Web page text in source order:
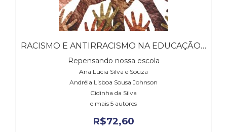
RACISMO E ANTIRRACISMO NA EDUCAÇÃO – EDIÇÃO REVISTA E ATUALIZADA
Repensando nossa escola
Ana Lucia Silva e Souza
Andréia Lisboa Sousa Johnson
Cidinha da Silva
e mais 5 autores
R$72,60